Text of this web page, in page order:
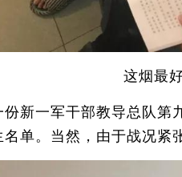
这烟最好
一军干部教导总队第
单。当然，由于战况紧